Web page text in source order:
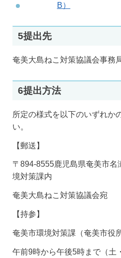
B）
5提出先
奄美大島ねこ対策協議会事務
6提出方法
所定の様式を以下のいずれか
い。
【郵送】
〒894-8555鹿児島県奄美市名
境対策課内
奄美大島ねこ対策協議会宛
【持参】
奄美市環境対策課（奄美市役
午前9時から午後5時まで（土